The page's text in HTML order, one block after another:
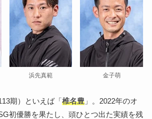
浜先真範 金子萌
期）といえば「椎名豊」。2022年のオ
初優勝を果たし、頭ひとつ出た実績を残